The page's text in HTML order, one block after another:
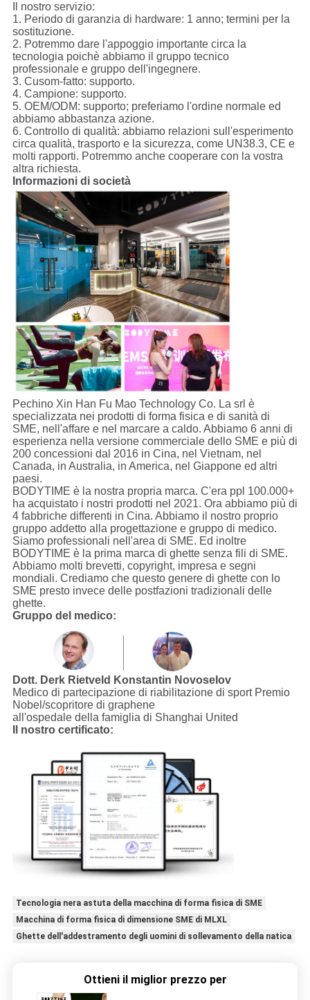
Il nostro servizio:
1. Periodo di garanzia di hardware: 1 anno; termini per la
sostituzione.
2. Potremmo dare l'appoggio importante circa la
tecnologia poichè abbiamo il gruppo tecnico
professionale e gruppo dell'ingegnere.
3. Cusom-fatto: supporto.
4. Campione: supporto.
5. OEM/ODM: supporto; preferiamo l'ordine normale ed
abbiamo abbastanza azione.
6. Controllo di qualità: abbiamo relazioni sull'esperimento
circa qualità, trasporto e la sicurezza, come UN38.3, CE e
molti rapporti. Potremmo anche cooperare con la vostra
altra richiesta.
Informazioni di società
Pechino Xin Han Fu Mao Technology Co. La srl è
specializzata nei prodotti di forma fisica e di sanità di
SME, nell'affare e nel marcare a caldo. Abbiamo 6 anni di
esperienza nella versione commerciale dello SME e più di
200 concessioni dal 2016 in Cina, nel Vietnam, nel
Canada, in Australia, in America, nel Giappone ed altri
paesi.
BODYTIME è la nostra propria marca. C'era ppl 100.000+
ha acquistato i nostri prodotti nel 2021. Ora abbiamo più di
4 fabbriche differenti in Cina. Abbiamo il nostro proprio
gruppo addetto alla progettazione e gruppo di medico.
Siamo professionali nell'area di SME. Ed inoltre
BODYTIME è la prima marca di ghette senza fili di SME.
Abbiamo molti brevetti, copyright, impresa e segni
mondiali. Crediamo che questo genere di ghette con lo
SME presto invece delle postfazioni tradizionali delle
ghette.
Gruppo del medico:
Dott. Derk Rietveld Konstantin Novoselov
Medico di partecipazione di riabilitazione di sport Premio
Nobel/scopritore di graphene
all'ospedale della famiglia di Shanghai United
Il nostro certificato:
Tecnologia nera astuta della macchina di forma fisica di SME
Macchina di forma fisica di dimensione SME di MLXL
Ghette dell'addestramento degli uomini di sollevamento della natica
Ottieni il miglior prezzo per